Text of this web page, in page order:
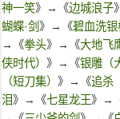
神一笑》→《边城浪子
蝴蝶·剑 》→《碧血洗银
→《拳头》→《大地飞
侠时代） 》→《银雕（
（短刀集） 》→《追杀
泪》→《七星龙王》→